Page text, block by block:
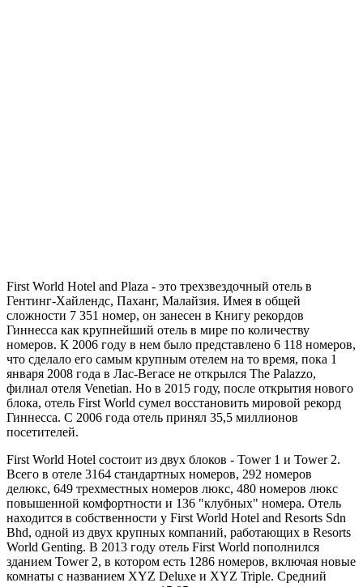
First World Hotel and Plaza - это трехзвездочный отель в
Гентинг-Хайлендс, Паханг, Малайзия. Имея в общей
сложности 7 351 номер, он занесен в Книгу рекордов
Гиннесса как крупнейший отель в мире по количеству
номеров. К 2006 году в нем было представлено 6 118 номеров,
что сделало его самым крупным отелем на то время, пока 1
января 2008 года в Лас-Вегасе не открылся The Palazzo,
филиал отеля Venetian. Но в 2015 году, после открытия нового
блока, отель First World сумел восстановить мировой рекорд
Гиннесса. С 2006 года отель принял 35,5 миллионов
посетителей.
First World Hotel состоит из двух блоков - Tower 1 и Tower 2.
Всего в отеле 3164 стандартных номеров, 292 номеров
делюкс, 649 трехместных номеров люкс, 480 номеров люкс
повышенной комфортности и 136 "клубных" номера. Отель
находится в собственности у First World Hotel and Resorts Sdn
Bhd, одной из двух крупных компаний, работающих в Resorts
World Genting. В 2013 году отель First World пополнился
зданием Tower 2, в котором есть 1286 номеров, включая новые
комнаты с названием XYZ Deluxe и XYZ Triple. Средний